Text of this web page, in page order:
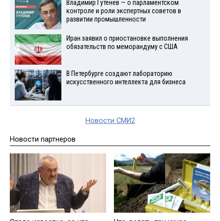
Владимир Гутенев — о парламентском
контроле и роли экспертных советов в
развитии промышленности
Иран заявил о приостановке выполнения
обязательств по меморандуму с США
В Петербурге создают лабораторию
искусственного интеллекта для бизнеса
Новости СМИ2
Новости партнеров